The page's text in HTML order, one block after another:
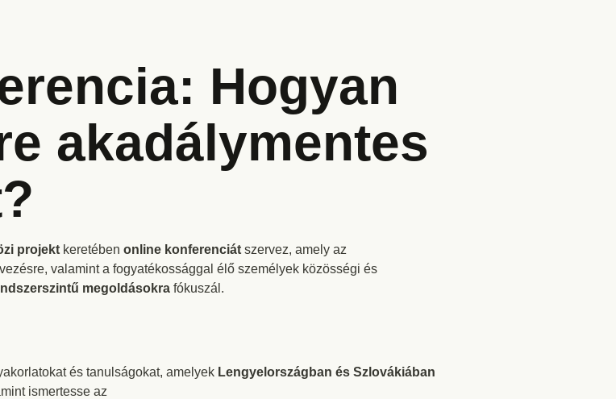
Hogyan
akadálymentes
projekt keretében online konferenciát szervez, amely az
valamint a fogyatékossággal élő személyek közösségi és
megoldásokra fókuszál.
és tanulságokat, amelyek Lengyelországban és Szlovákiában
ismertesse az